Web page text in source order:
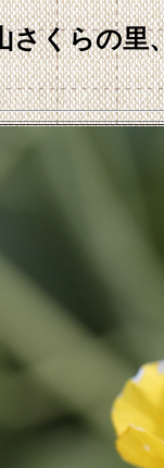
さくらの里